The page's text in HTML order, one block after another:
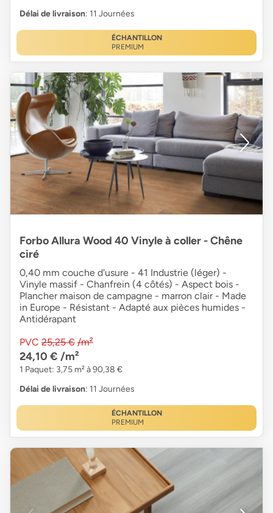
Délai de livraison: 11 Journées
ÉCHANTILLON
PREMIUM
Forbo Allura Wood 40 Vinyle à coller - Chêne
ciré
0,40 mm couche d'usure - 41 Industrie (léger) -
Vinyle massif - Chanfrein (4 côtés) - Aspect bois -
Plancher maison de campagne - marron clair - Made
in Europe - Résistant - Adapté aux pièces humides -
Antidérapant
PVC 25,25 € /m²
24,10 € /m²
1 Paquet: 3,75 m² à 90,38 €
Délai de livraison: 11 Journées
ÉCHANTILLON
PREMIUM